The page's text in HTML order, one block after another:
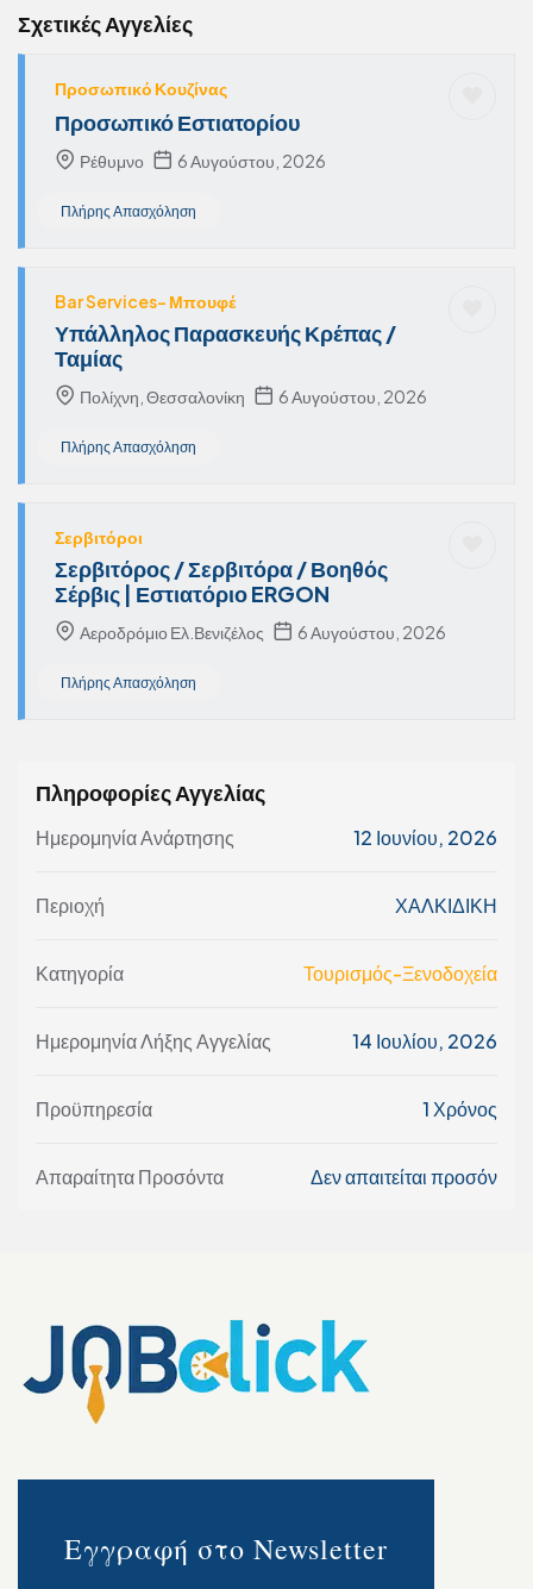
Σχετικές Αγγελίες
Προσωπικό Κουζίνας
Προσωπικό Εστιατορίου
Ρέθυμνο 6 Αυγούστου, 2026
Πλήρης Απασχόληση
Bar Services- Μπουφέ
Υπάλληλος Παρασκευής Κρέπας /
Ταμίας
Πολίχνη, Θεσσαλονίκη 6 Αυγούστου, 2026
Πλήρης Απασχόληση
Σερβιτόροι
Σερβιτόρος / Σερβιτόρα / Βοηθός
Σέρβις | Εστιατόριο ERGON
Αεροδρόμιο Ελ.Βενιζέλος 6 Αυγούστου, 2026
Πλήρης Απασχόληση
Πληροφορίες Αγγελίας
Ημερομηνία Ανάρτησης 12 Ιουνίου, 2026
Περιοχή ΧΑΛΚΙΔΙΚΗ
Κατηγορία Τουρισμός-Ξενοδοχεία
Ημερομηνία Λήξης Αγγελίας 14 Ιουλίου, 2026
Προϋπηρεσία 1 Χρόνος
Απαραίτητα Προσόντα Δεν απαιτείται προσόν
Εγγραφή στο Newsletter